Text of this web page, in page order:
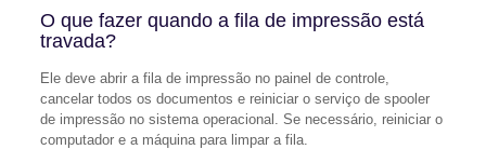
O que fazer quando a fila de impressão está
travada?
Ele deve abrir a fila de impressão no painel de controle,
cancelar todos os documentos e reiniciar o serviço de spooler
de impressão no sistema operacional. Se necessário, reiniciar o
computador e a máquina para limpar a fila.